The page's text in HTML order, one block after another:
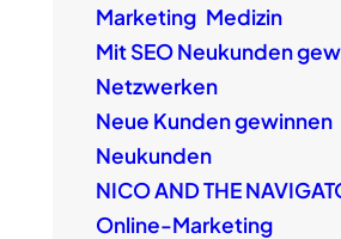
Marketing Medizin
Mit SEO Neukunden
Netzwerken
Neue Kunden gewinnen
Neukunden
NICO AND THE
Online-Marketing